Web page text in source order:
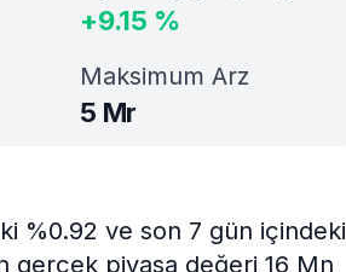
+9.15 %
Maksimum Arz
5 Mr
%0.92 ve son 7 gün içindeki
gerçek piyasa değeri 16 Mn